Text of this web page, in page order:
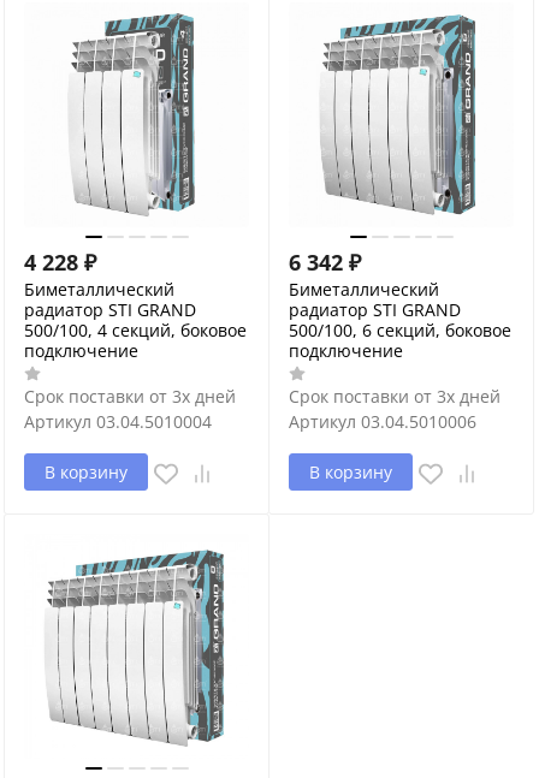
4 228 ₽
Биметаллический
радиатор STI GRAND
500/100, 4 секций, боковое
подключение
Срок поставки от 3х дней
Артикул 03.04.5010004
В корзину
6 342 ₽
Биметаллический
радиатор STI GRAND
500/100, 6 секций, боковое
подключение
Срок поставки от 3х дней
Артикул 03.04.5010006
В корзину